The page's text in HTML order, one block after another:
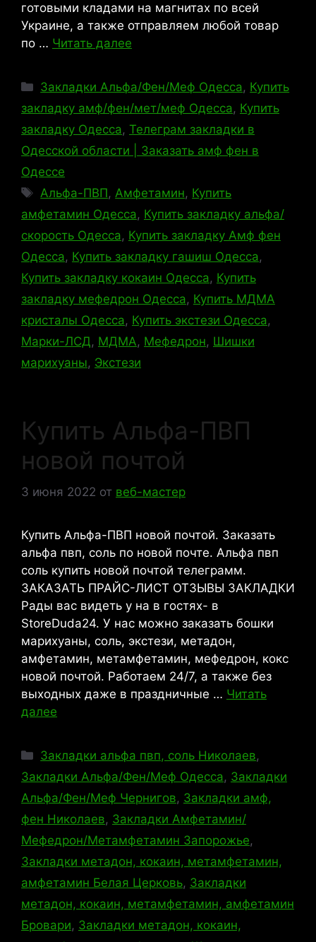
готовыми кладами на магнитах по всей
Украине, а также отправляем любой товар
по … Читать далее
Рубрики
Закладки Альфа/Фен/Меф Одесса, Купить
закладку амф/фен/мет/меф Одесса, Купить
закладку Одесса, Телеграм закладки в
Одесской области | Заказать амф фен в
Одессе
Метки
Альфа-ПВП,Амфетамин, Купить
амфетамин Одесса, Купить закладку альфа/
скорость Одесса, Купить закладку Амф фен
Одесса, Купить закладку гашиш Одесса,
Купить закладку кокаин Одесса, Купить
закладку мефедрон Одесса, Купить МДМА
кристалы Одесса, Купить экстези Одесса,
Марки-ЛСД, МДМА, Мефедрон, Шишки
марихуаны, Экстези
Купить Альфа-ПВП
новой почтой
3 июня 2022 от веб-мастер
Купить Альфа-ПВП новой почтой. Заказать
альфа пвп, соль по новой почте. Альфа пвп
соль купить новой почтой телеграмм.
ЗАКАЗАТЬ ПРАЙС-ЛИСТ ОТЗЫВЫ ЗАКЛАДКИ
Рады вас видеть у на в гостях- в
StoreDuda24. У нас можно заказать бошки
марихуаны, соль, экстези, метадон,
амфетамин, метамфетамин, мефедрон, кокс
новой почтой. Работаем 24/7, а также без
выходных даже в праздничные … Читать
далее
Рубрики
Закладки альфа пвп, соль Николаев,
Закладки Альфа/Фен/Меф Одесса, Закладки
Альфа/Фен/Меф Чернигов, Закладки амф,
фен Николаев, Закладки Амфетамин/
Мефедрон/Метамфетамин Запорожье,
Закладки метадон, кокаин, метамфетамин,
амфетамин Белая Церковь, Закладки
метадон, кокаин, метамфетамин, амфетамин
Бровари, Закладки метадон, кокаин,